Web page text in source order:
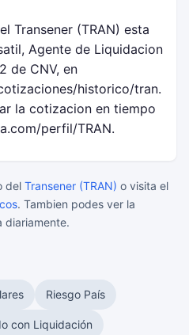
Transener (TRAN) esta
Agente de Liquidacion
de CNV, en
historico/tran.
la cotizacion en tiempo
perfil/TRAN.
del Transener (TRAN) o visita el
. Tambien podes ver la
diariamente.
Riesgo País
con Liquidación